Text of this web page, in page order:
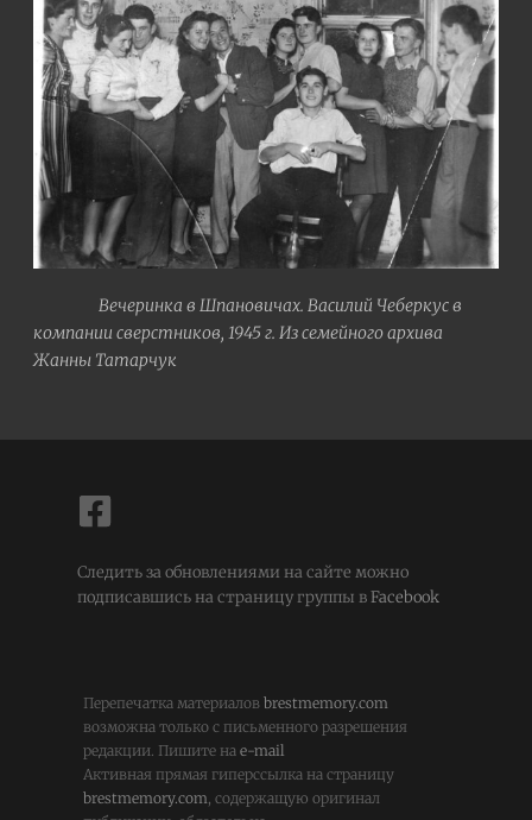
Вечеринка в Шпановичах. Василий Чеберкус в
компании сверстников, 1945 г. Из семейного архива
Жанны Татарчук
Следить за обновлениями на сайте можно
подписавшись на страницу группы вFacebook
Перепечатка материалов brestmemory.com
возможна только с письменного разрешения
редакции. Пишите на e-mail
Активная прямая гиперссылка на страницу
brestmemory.com, содержащую оригинал